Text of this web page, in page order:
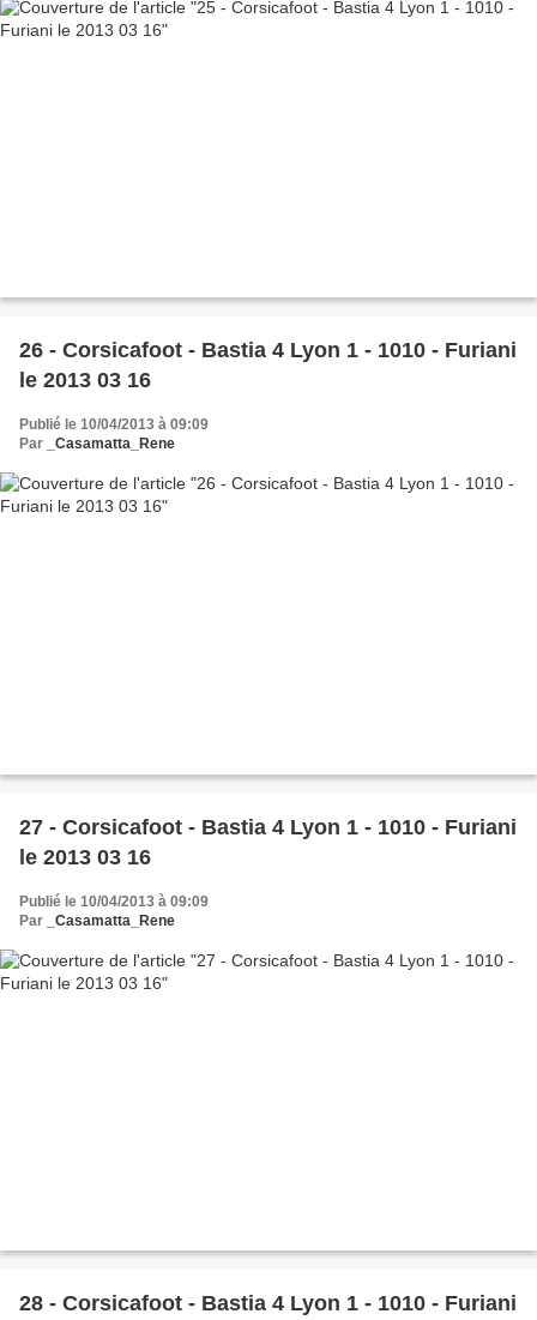
26 - Corsicafoot - Bastia 4 Lyon 1 - 1010 - Furiani
le 2013 03 16
Publié le 10/04/2013 à 09:09
Par
_Casamatta_Rene
27 - Corsicafoot - Bastia 4 Lyon 1 - 1010 - Furiani
le 2013 03 16
Publié le 10/04/2013 à 09:09
Par
_Casamatta_Rene
28 - Corsicafoot - Bastia 4 Lyon 1 - 1010 - Furiani